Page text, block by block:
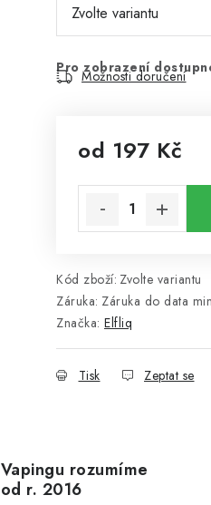
Pro zobrazení
Možnosti doručení
od 197 Kč
Kód zboží: Zvolte variantu
Záruka: Záruka do data
Značka: Elfliq
Tisk Zeptat se
Vapingu rozumíme
od r. 2016